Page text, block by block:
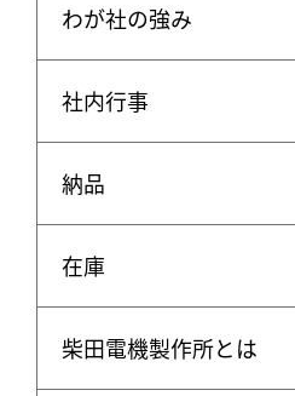
わが社の強み
社内行事
納品
在庫
柴田電機製作所とは